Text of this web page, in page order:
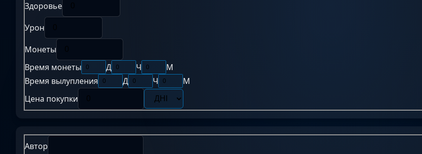
Здоровье
Урон
Монеты
Время монеты
Д Ч
М
Время вылупления
Д Ч
М
Цена покупки
Автор